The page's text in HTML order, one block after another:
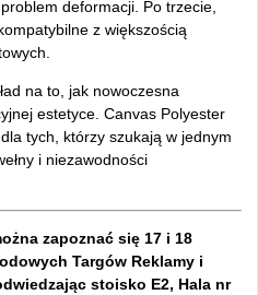
deformacji. Po trzecie,
z większością
na to, jak nowoczesna
estetyce. Canvas Polyester
tych, którzy szukają w jednym
i niezawodności
zapoznać się 17 i 18
Targów Reklamy i
stoisko E2, Hala nr